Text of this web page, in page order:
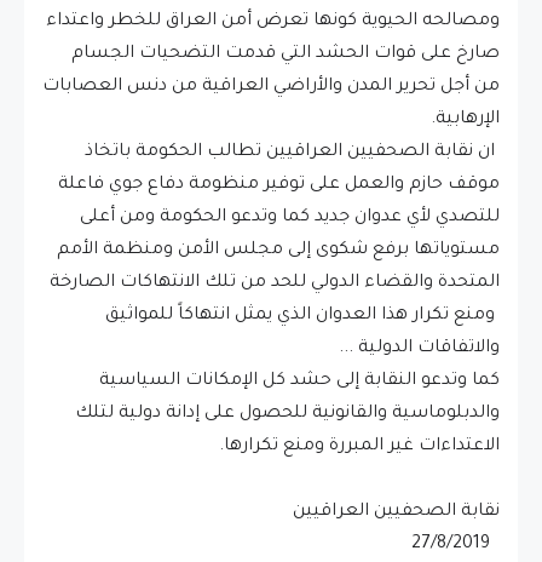
ومصالحه الحيوية كونها تعرض أمن العراق للخطر واعتداء
صارخ على قوات الحشد التي قدمت التضحيات الجسام
من أجل تحرير المدن والأراضي العراقية من دنس العصابات
الإرهابية.
ان نقابة الصحفيين العراقيين تطالب الحكومة باتخاذ
موقف حازم والعمل على توفير منظومة دفاع جوي فاعلة
للتصدي لأي عدوان جديد كما وتدعو الحكومة ومن أعلى
مستوياتها برفع شكوى إلى مجلس الأمن ومنظمة الأمم
المتحدة والقضاء الدولي للحد من تلك الانتهاكات الصارخة
ومنع تكرار هذا العدوان الذي يمثل انتهاكاً للمواثيق
والاتفاقات الدولية ...
كما وتدعو النقابة إلى حشد كل الإمكانات السياسية
والدبلوماسية والقانونية للحصول على إدانة دولية لتلك
الاعتداءات غير المبررة ومنع تكرارها.
نقابة الصحفيين العراقيين